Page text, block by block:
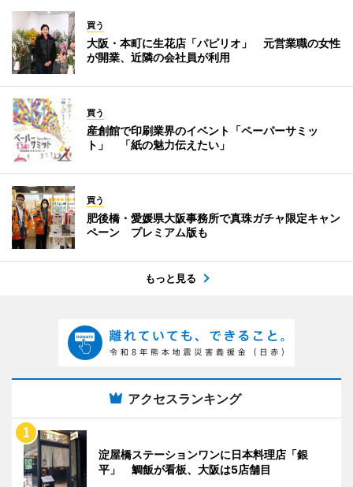
買う
大阪・本町に生花店「パピリオ」 元営業職の女性
が開業、近隣の会社員が利用
買う
産創館で印刷業界のイベント「ペーパーサミッ
ト」 「紙の魅力伝えたい」
買う
肥後橋・愛媛県大阪事務所で真珠ガチャ限定キャン
ペーン プレミアム版も
もっと見る
アクセスランキング
淀屋橋ステーションワンに日本料理店「銀
平」 鯛飯が看板、大阪は5店舗目